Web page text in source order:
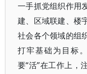
一手抓党组织作用
建、区域联建、楼
社会各个领域的组
打牢基础为目标
要“活”在工作上，